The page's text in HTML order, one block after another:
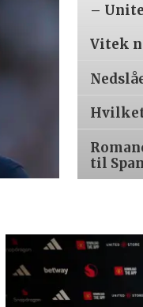
–
Vitek
til